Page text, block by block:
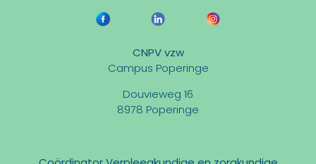
CNPV vzw
Campus Poperinge
Douvieweg 16
8978 Poperinge